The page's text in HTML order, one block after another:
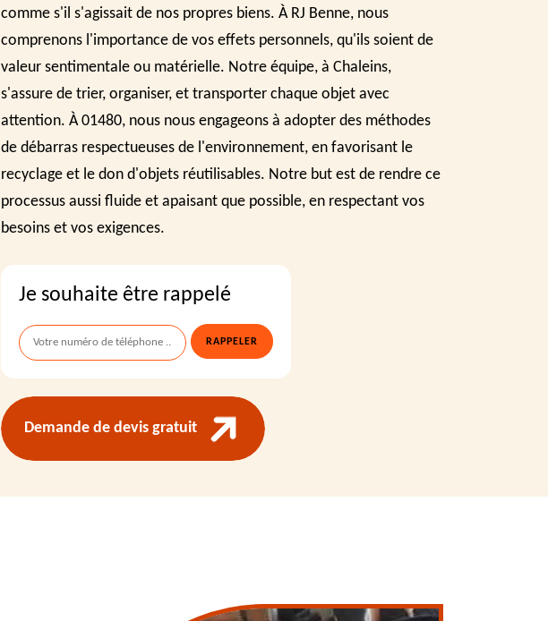
comme s'il s'agissait de nos propres biens. À RJ Benne, nous
comprenons l'importance de vos effets personnels, qu'ils soient de
valeur sentimentale ou matérielle. Notre équipe, à Chaleins,
s'assure de trier, organiser, et transporter chaque objet avec
attention. À 01480, nous nous engageons à adopter des méthodes
de débarras respectueuses de l'environnement, en favorisant le
recyclage et le don d'objets réutilisables. Notre but est de rendre ce
processus aussi fluide et apaisant que possible, en respectant vos
besoins et vos exigences.
Je souhaite être rappelé
Demande de devis gratuit